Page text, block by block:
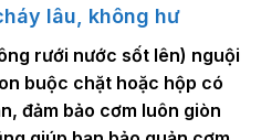
lâu, không hư
rưới nước sốt lên) nguội
buộc chặt hoặc hộp có
đảm bảo cơm luôn giòn